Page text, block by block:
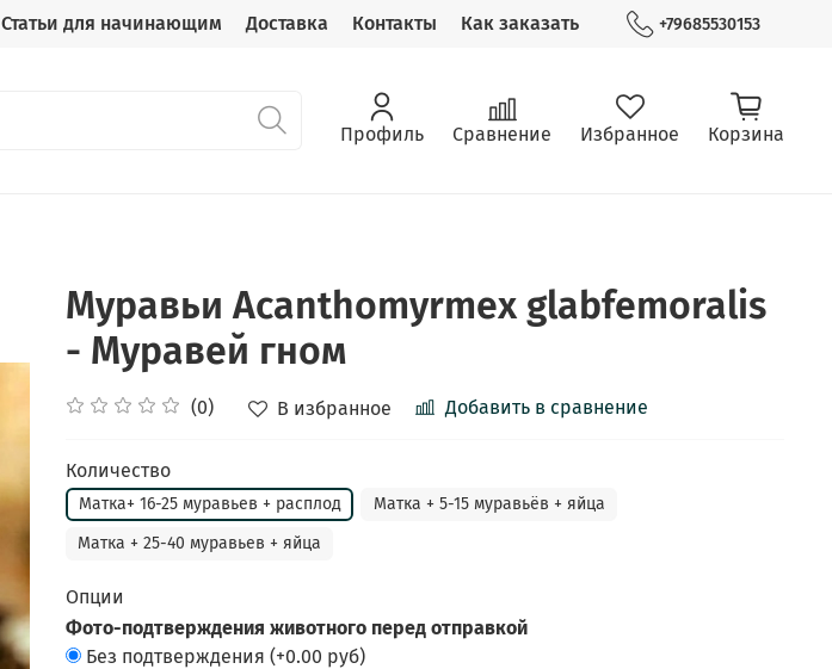
Статьи для начинающим Доставка Контакты Как заказать +79685530153
Профиль Сравнение Избранное Корзина
Муравьи Acanthomyrmex glabfemoralis
- Муравей гном
(0) В избранное Добавить в сравнение
Количество
Матка+ 16-25 муравьев + расплод
Матка + 5-15 муравьёв + яйца
Матка + 25-40 муравьев + яйца
Опции
Фото-подтверждения животного перед отправкой
Без подтверждения (+0.00 руб)